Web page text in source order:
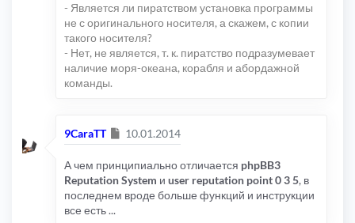
- Является ли пиратством установка программы
не с оригинального носителя, а скажем, с копии
такого носителя?
- Нет, не является, т. к. пиратство подразумевает
наличие моря-океана, корабля и абордажной
команды.
9CaraTT Сообщение
10.01.2014
А чем принципиально отличается phpBB3
Reputation System и user reputation point 0 3 5, в
последнем вроде больше функций и инструкции
все есть ...